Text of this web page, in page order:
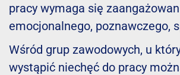
pracy wymaga się
emocjonalnego, poznawczego,
Wśród grup zawodowych, u
wystąpić niechęć do pracy